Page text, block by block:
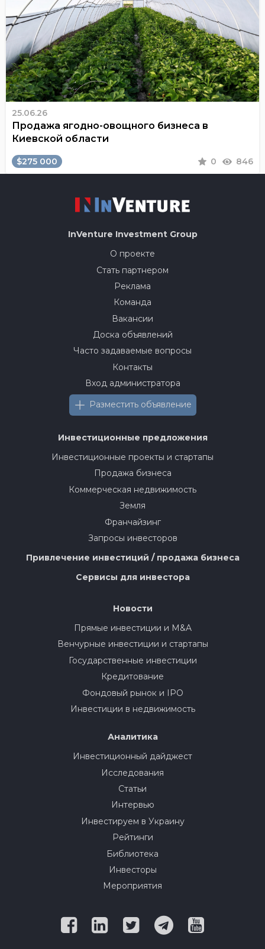
25.06.26
Продажа ягодно-овощного бизнеса в
Киевской области
$275 000 0 846
InVenture Investment Group
О проекте
Стать партнером
Реклама
Команда
Вакансии
Доска объявлений
Часто задаваемые вопросы
Контакты
Вход администратора
Разместить объявление
Инвестиционные предложения
Инвестиционные проекты и стартапы
Продажа бизнеса
Коммерческая недвижимость
Земля
Франчайзинг
Запросы инвесторов
Привлечение инвестиций / продажа бизнеса
Сервисы для инвестора
Новости
Прямые инвестиции и M&A
Венчурные инвестиции и стартапы
Государственные инвестиции
Кредитование
Фондовый рынок и IPO
Инвестиции в недвижимость
Аналитика
Инвестиционный дайджест
Исследования
Статьи
Интервью
Инвестируем в Украину
Рейтинги
Библиотека
Инвесторы
Мероприятия